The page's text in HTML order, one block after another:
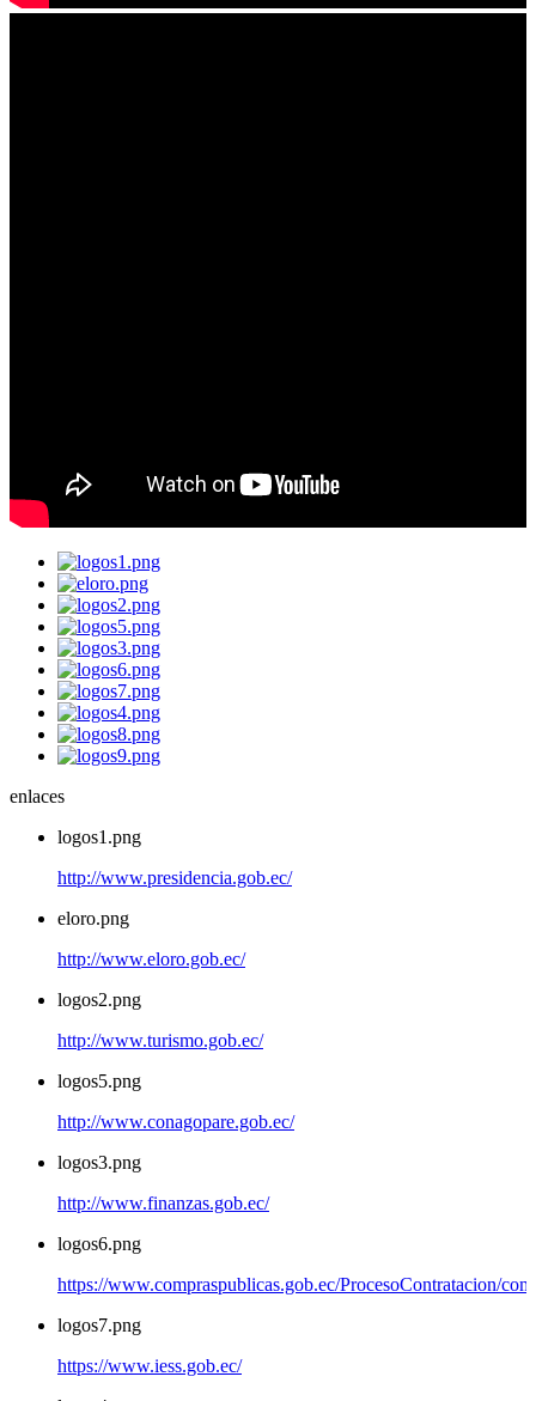
enlaces
logos1.png
http://www.presidencia.gob.ec/
eloro.png
http://www.eloro.gob.ec/
logos2.png
http://www.turismo.gob.ec/
logos5.png
http://www.conagopare.gob.ec/
logos3.png
http://www.finanzas.gob.ec/
logos6.png
https://www.compraspublicas.gob.ec/ProcesoContratacion/
logos7.png
https://www.iess.gob.ec/